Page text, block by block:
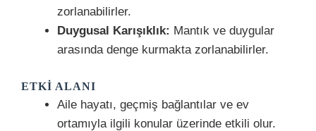
zorlanabilirler.
Duygusal Karışıklık: Mantık ve duygular
arasında denge kurmakta zorlanabilirler.
ETKI ALANI
Aile hayatı, geçmiş bağlantılar ve ev
ortamıyla ilgili konular üzerinde etkili olur.